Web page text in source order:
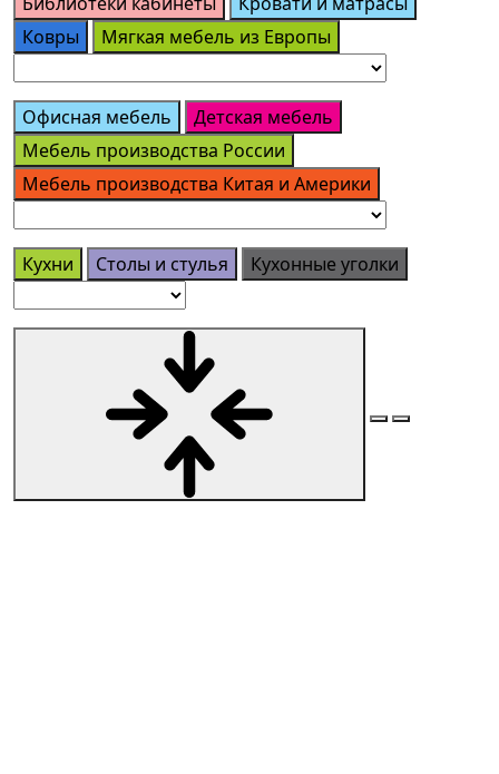
Ковры
Мягкая мебель из Европы
Офисная мебель
Детская мебель
Мебель производства России
Мебель производства Китая и Америки
Кухни Столы и стулья Кухонные уголки